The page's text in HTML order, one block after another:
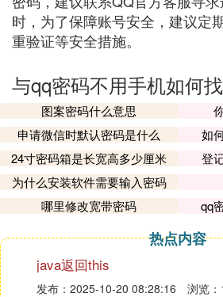
时，为了保障账号安全，建议定
重验证等安全措施。
与qq密码不用手机如何
图案密码什么意思
申请微信时默认密码是什么
如
24寸密码箱是长宽高多少厘米
登
为什么安装软件需要输入密码
哪里修改宽带密码
qq
热点内容
java返回this
发布：2025-10-20 08:28:16 浏览